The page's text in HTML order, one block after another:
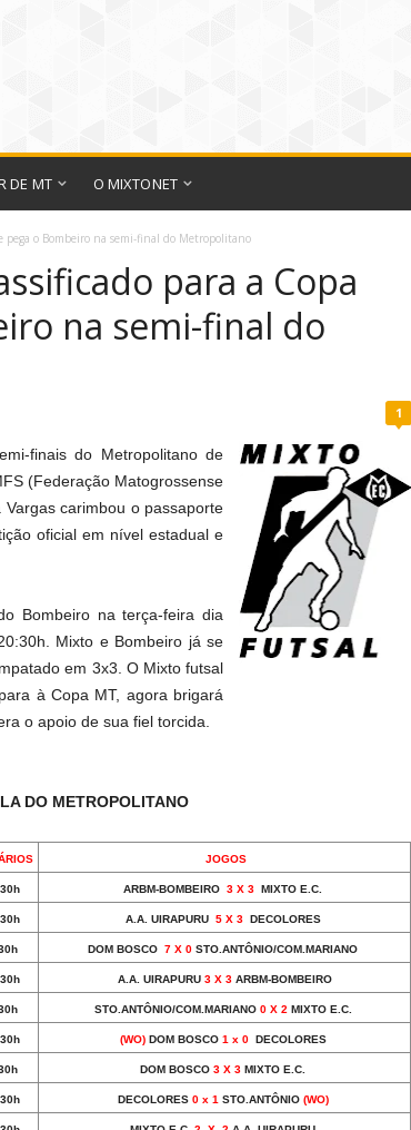
DE MT O MIXTONET
pega o Bombeiro na semi-final do Metropolitano
para a Copa
na semi-final do
1
finais do Metropolitano de
(Federação Matogrossense
carimbou o passaporte
oficial em nível estadual e
Bombeiro na terça-feira dia
Mixto e Bombeiro já se
em 3x3. O Mixto futsal
à Copa MT, agora brigará
o apoio de sua fiel torcida.
DO METROPOLITANO
JOGOS
ARBM-BOMBEIRO 3 X 3 MIXTO E.C.
A.A. UIRAPURU 5 X 3DECOLORES
DOM BOSCO 7 X 0 STO.ANTÔNIO/COM.MARIANO
A.A. UIRAPURU 3 X 3ARBM-BOMBEIRO
STO.ANTÔNIO/COM.MARIANO 0 X 2 MIXTO E.C.
(WO)DOM BOSCO 1 x 0DECOLORES
DOM BOSCO 3 X 3 MIXTO E.C.
DECOLORES 0 x 1 STO.ANTÔNIO(WO)